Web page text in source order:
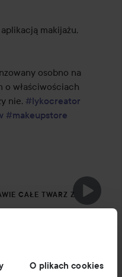
O plikach cookies
makijażu,
osobno na
o właściwościach
nie. #lykocreator
#makeupstore
CAŁE TWARZ Z